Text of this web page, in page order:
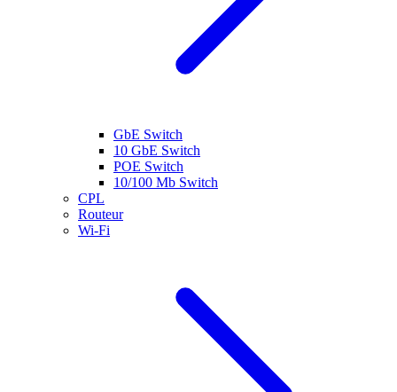
GbE Switch
10 GbE Switch
POE Switch
10/100 Mb Switch
CPL
Routeur
Wi-Fi